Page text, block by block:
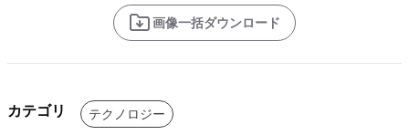
画像一括ダウンロード
カテゴリ テクノロジー